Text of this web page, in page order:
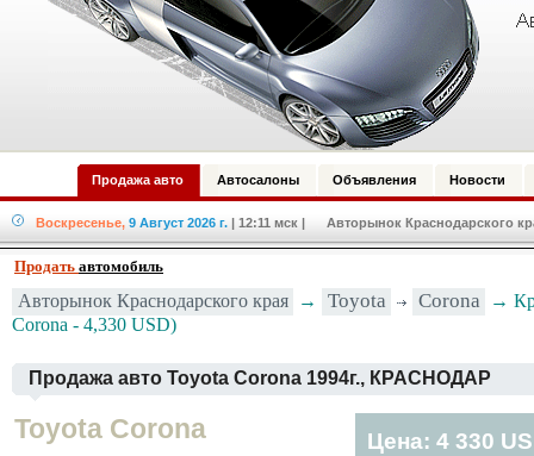
Продажа авто Автосалоны Объявления Новости
Воскресенье, 9 Август 2026 г. | 12:11 мск | Авторынок Краснодарского
Продать автомобиль
Авторынок Краснодарского края → Toyota Corona
→
Corona - 4,330 USD)
Продажа авто Toyota Corona 1994г., КРАСНОДАР
Toyota Corona Цена: 4 330